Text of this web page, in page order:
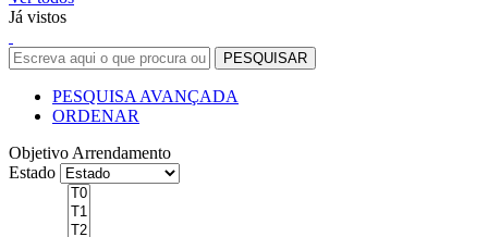
Já vistos
PESQUISA AVANÇADA
ORDENAR
Objetivo Arrendamento
Estado